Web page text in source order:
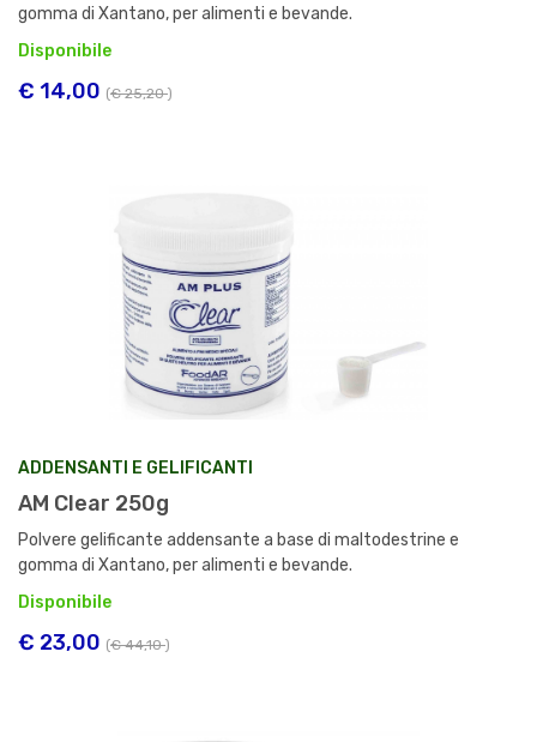
gomma di Xantano, per alimenti e bevande.
Disponibile
€ 14,00 (€ 25,20)
ADDENSANTI E GELIFICANTI
AM Clear 250g
Polvere gelificante addensante a base di maltodestrine e
gomma di Xantano, per alimenti e bevande.
Disponibile
€ 23,00 (€ 44,10)